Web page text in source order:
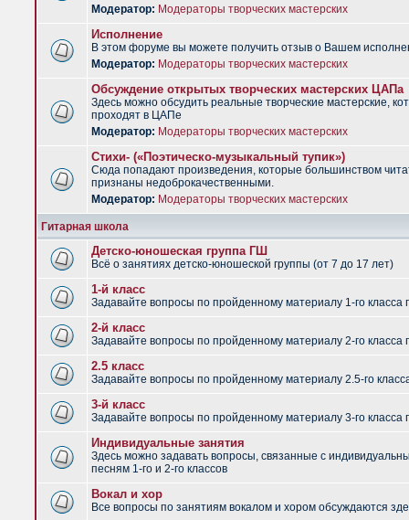
Модератор: Модераторы творческих мастерских
Исполнение
В этом форуме вы можете получить отзыв о Вашем
Модератор: Модераторы творческих мастерских
Обсуждение открытых творческих мастерских ЦАПа
Здесь можно обсудить реальные творческие мастерские,
проходят в ЦАПе
Модератор: Модераторы творческих мастерских
Стихи- («Поэтическо-музыкальный тупик»)
Сюда попадают произведения, которые большинством
признаны недоброкачественными.
Модератор: Модераторы творческих мастерских
Гитарная школа
Детско-юношеская группа ГШ
Всё о занятиях детско-юношеской группы (от 7 до 17 лет)
1-й класс
Задавайте вопросы по пройденному материалу 1-го класса
2-й класс
Задавайте вопросы по пройденному материалу 2-го класса
2.5 класс
Задавайте вопросы по пройденному материалу 2.5-го
3-й класс
Задавайте вопросы по пройденному материалу 3-го класса
Индивидуальные занятия
Здесь можно задавать вопросы, связанные с
песням 1-го и 2-го классов
Вокал и хор
Все вопросы по занятиям вокалом и хором обсуждаются